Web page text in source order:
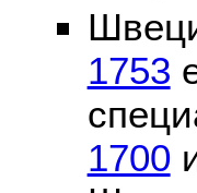
1753
1700